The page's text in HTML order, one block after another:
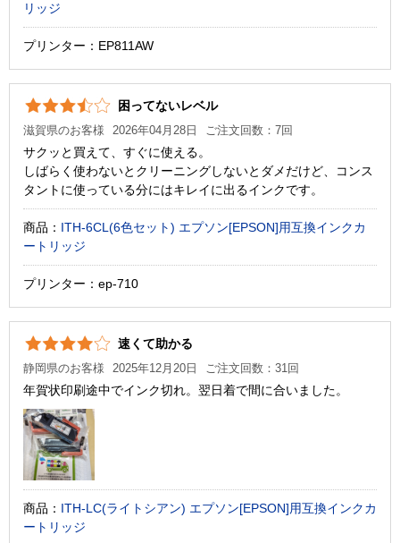
リッジ
プリンター：EP811AW
困ってないレベル
滋賀県のお客様 2026年04月28日 ご注文回数：7回
サクッと買えて、すぐに使える。
しばらく使わないとクリーニングしないとダメだけど、コンス
タントに使っている分にはキレイに出るインクです。
商品： ITH-6CL(6色セット) エプソン[EPSON]用互換インクカ
ートリッジ
プリンター：ep-710
速くて助かる
静岡県のお客様 2025年12月20日 ご注文回数：31回
年賀状印刷途中でインク切れ。翌日着で間に合いました。
商品： ITH-LC(ライトシアン) エプソン[EPSON]用互換インクカ
ートリッジ